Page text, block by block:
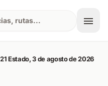
rutas...
Estado, 3 de agosto de 2026